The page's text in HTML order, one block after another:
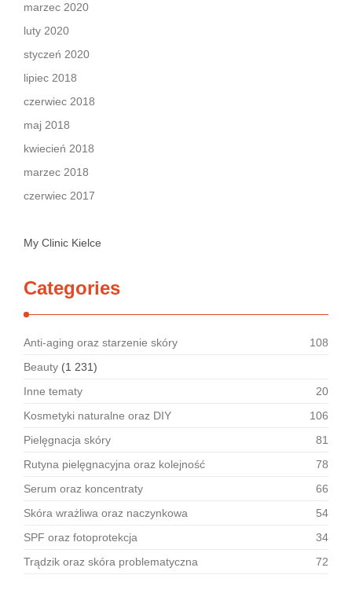
marzec 2020
luty 2020
styczeń 2020
lipiec 2018
czerwiec 2018
maj 2018
kwiecień 2018
marzec 2018
czerwiec 2017
My Clinic Kielce
Categories
Anti-aging oraz starzenie skóry
108
Beauty (1 231)
Inne tematy
20
Kosmetyki naturalne oraz DIY
106
Pielęgnacja skóry
81
Rutyna pielęgnacyjna oraz kolejność
78
Serum oraz koncentraty
66
Skóra wrażliwa oraz naczynkowa
54
SPF oraz fotoprotekcja
34
Trądzik oraz skóra problematyczna
72